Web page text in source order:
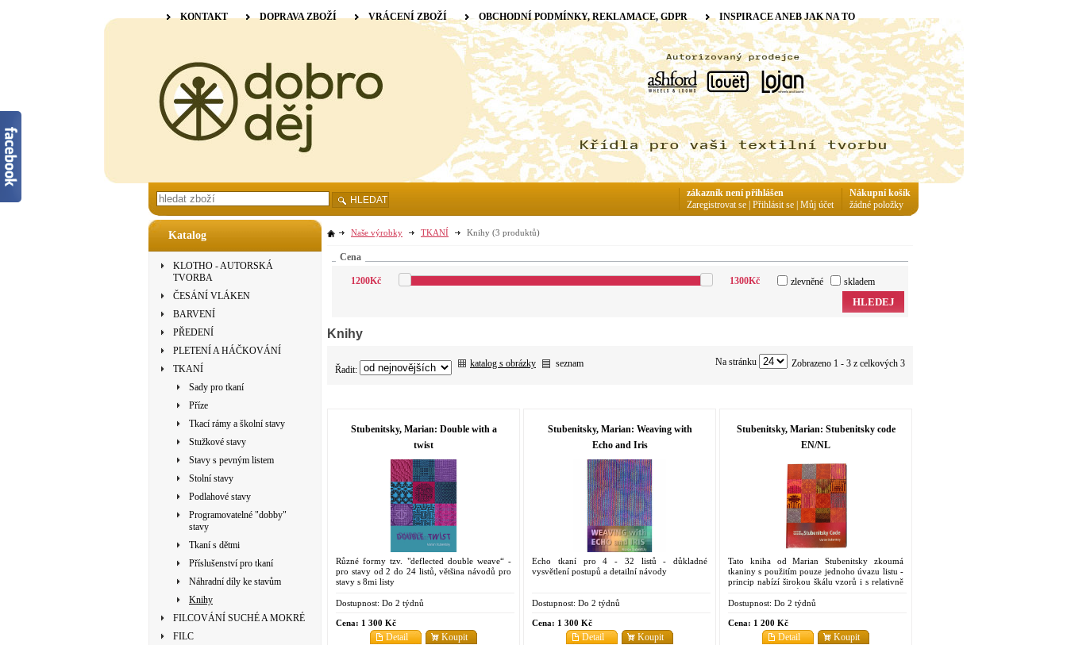
Katalog
KLOTHO - AUTORSKÁ
TVORBA
ČESÁNÍ VLÁKEN
BARVENÍ
PŘEDENÍ
PLETENÍ A HÁČKOVÁNÍ
TKANÍ
Sady pro tkaní
Příze
Tkací rámy a školní stavy
Stužkové stavy
Stavy s pevným listem
Stolní stavy
Podlahové stavy
Programovatelné "dobby"
stavy
Tkaní s dětmi
Příslušenství pro tkaní
Náhradní díly ke stavům
Knihy
FILCOVÁNÍ SUCHÉ A MOKRÉ
FILC
Naše výrobky TKANÍ Knihy (3 produktů)
Cena
1200Kč 1300Kč zlevněné skladem
HLEDEJ
Knihy
Řadit:
katalog s obrázky seznam Zobrazeno 1 - 3 z celkových 3
Na stránku
Stubenitsky, Marian: Double with a
twist
Různé formy tzv. "deflected double weave“ -
pro stavy od 2 do 24 listů, většina návodů pro
stavy s 8mi listy
Dostupnost: Do 2 týdnů
Cena: 1 300 Kč
Koupit
Detail
Stubenitsky, Marian: Weaving with
Echo and Iris
Echo tkaní pro 4 - 32 listů - důkladné
vysvětlení postupů a detailní návody
Dostupnost: Do 2 týdnů
Cena: 1 300 Kč
Koupit
Detail
Stubenitsky, Marian: Stubenitsky code
EN/NL
Tato kniha od Marian Stubenitsky zkoumá
tkaniny s použitím pouze jednoho úvazu listu -
princip nabízí širokou škálu vzorů i s relativně
malým počtem listů
Dostupnost: Do 2 týdnů
Cena: 1 200 Kč
Koupit
Detail
KONTAKT DOPRAVA ZBOŽÍ VRÁCENÍ ZBOŽÍ OBCHODNÍ PODMÍNKY, REKLAMACE, GDPR INSPIRACE ANEB JAK NA TO
HLEDAT
Nákupní košík
žádné položky
zákazník není přihlášen
Zaregistrovat se Přihlásit se Můj účet